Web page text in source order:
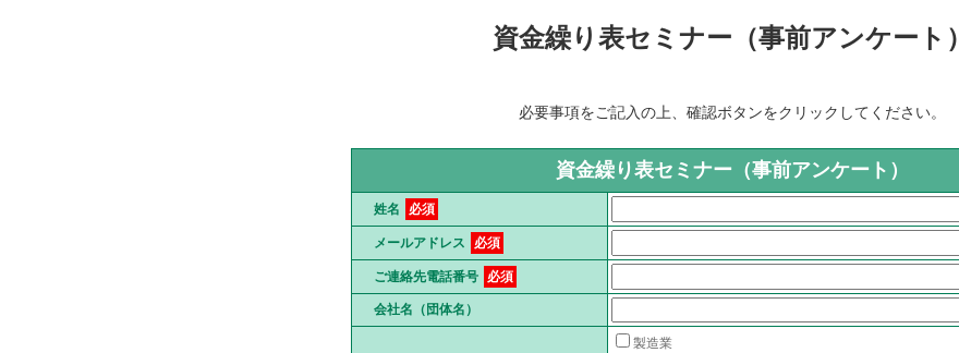
資金繰り表セミナー（事前アンケート）
必要事項をご記入の上、確認ボタンをクリックしてください。
資金繰り表セミナー（事前アンケート）
姓名 必須
メールアドレス 必須
ご連絡先電話番号 必須
会社名（団体名）
製造業